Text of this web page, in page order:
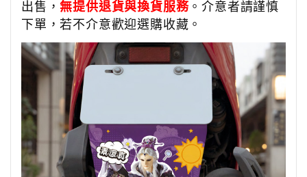
出售，無提供退貨與換貨服務。介意者請謹慎
下單，若不介意歡迎選購收藏。